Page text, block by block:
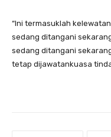
“Ini termasuklah
sedang ditangani
sedang ditangani
tetap dijawatankuasa